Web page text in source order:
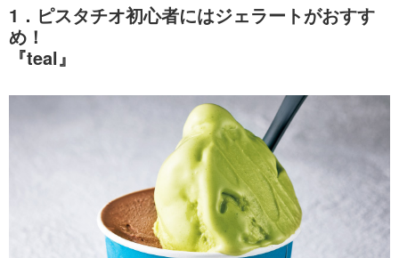
1．ピスタチオ初心者にはジェラートがおすす
め！
『teal』